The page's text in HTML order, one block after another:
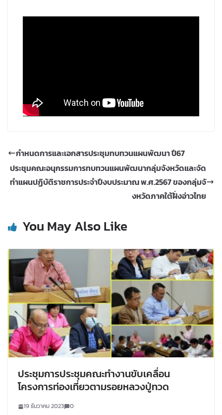
กําหนดการและเอกสารประชุมทบทวนแผนพัฒนา ปี67
ประชุมคณะอนุกรรมการทบทวนแผนพัฒนากลุ่มจังหวัดและจัด
ทำแผนปฏิบัติราชการประจำปีงบประมาณ พ.ศ.2567 ของกลุ่มจั
งหวัดภาคใต้ฝั่งอ่าวไทย
You May Also Like
ประชุมการประชุมคณะทำงานขับเคลื่อน
โครงการท่องเที่ยวตามรอยหลวงปู่ทวด
19 ธันวาคม 2023 0